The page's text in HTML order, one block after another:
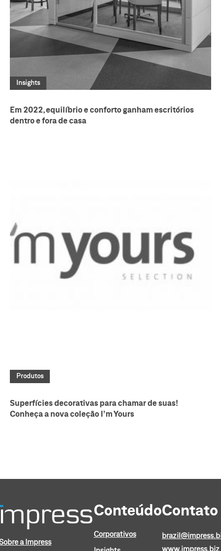
Insights
Em 2022, equilíbrio e conforto ganham escritórios
dentro e fora de casa
Produtos
Superfícies decorativas para chamar de suas!
Conheça a nova coleção I’m Yours
a Impress
Conteúdo
Corporativos
Contato
www.impress.biz